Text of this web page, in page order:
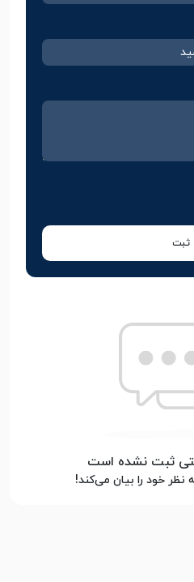
ثبت
ثبت نشده است
نظر خود را بیان می‌کند!